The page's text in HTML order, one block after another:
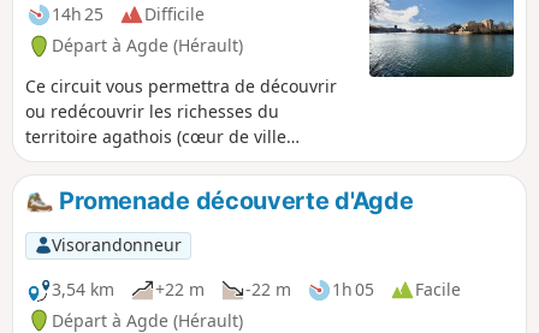
14h 25
Difficile
Départ à Agde (Hérault)
Ce circuit vous permettra de découvrir
ou redécouvrir les richesses du
territoire agathois (cœur de ville
historique, fleuve, plages, ports de
plaisance, falaises, Mont Saint Martin et
Mont Saint Loup, Réserve naturelle du
Bagnas, Canal du Midi...) Il est sans
grande difficulté hormis la distance et
peut être parcouru en plusieurs jours
(voir les informations pratiques).
Promenade découverte d'Agde
Visorandonneur
3,54 km
+22 m -22 m 1h 05
Facile
Départ à Agde (Hérault)